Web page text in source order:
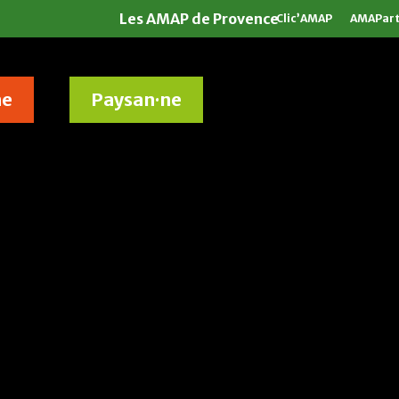
Les AMAP de ProvenceClic’AMAP
Paysan·ne